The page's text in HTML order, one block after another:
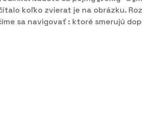
koľko zvierat je na obrázku.
sa navigovať : ktoré smerujú